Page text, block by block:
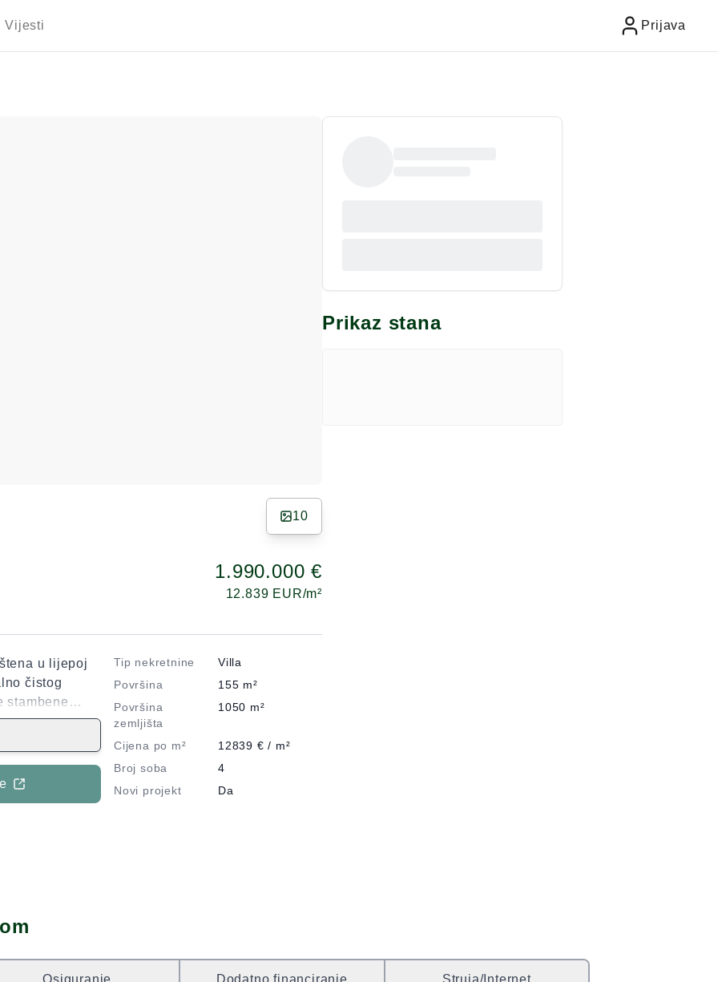
Vijesti Prijava
10
1.990.000 €
12.839 EUR/m²
u lijepoj
čistog
stambene
od 1050 m2. U
sunčalištem i
i roštiljem te
vila
s
Tip nekretnine
Villa
Površina
155 m²
Površina
zemljišta
1050 m²
Cijena po m² 12839 € / m²
Broj soba
4
Novi projekt
Da
Prikaz stana
Osiguranje Dodatno financiranje Struja/Internet